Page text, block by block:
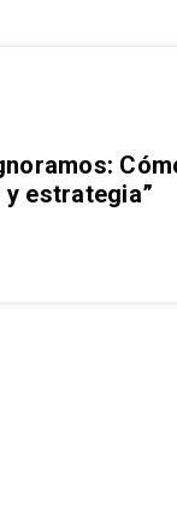
estrategia”